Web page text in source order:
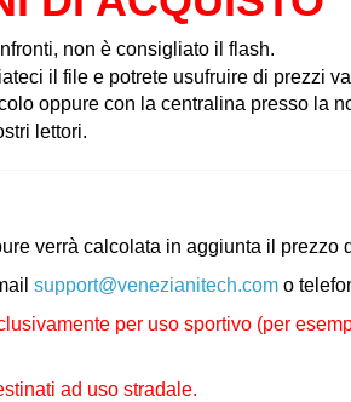
non è consigliato il flash.
il file e potrete usufruire di prezzi
oppure con la centralina presso la
lettori.
verrà calcolata in aggiunta il prezzo
support@venezianitech.com o
per uso sportivo (per
ad uso stradale.